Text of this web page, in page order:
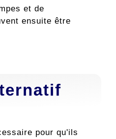
et de
ensuite être
pour qu'ils